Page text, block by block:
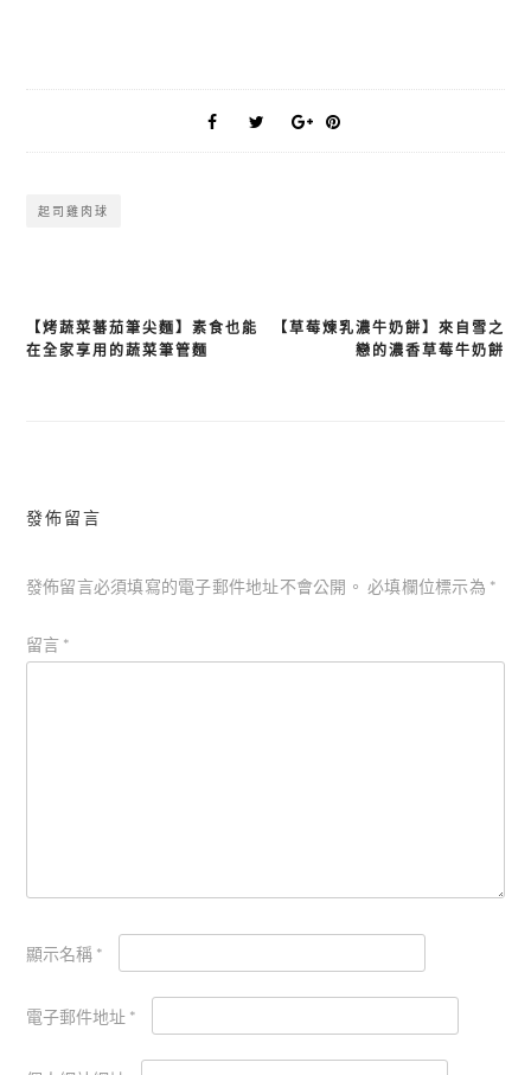
起司雞肉球
文
【烤蔬菜蕃茄筆尖麵】素食也能
在全家享用的蔬菜筆管麵
【草莓煉乳濃牛奶餅】來自雪之
戀的濃香草莓牛奶餅
發佈留言
發佈留言必須填寫的電子郵件地址不會公開。 必填欄位標示為 *
留言 *
顯示名稱 *
電子郵件地址 *